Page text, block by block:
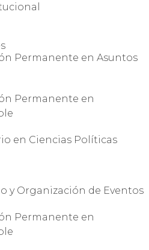
Permanente en Asuntos
Permanente en
en Ciencias Políticas
y Organización de Eventos
Permanente en